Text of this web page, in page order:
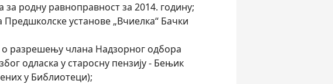
родну равноправност за 2014. годину;
установе „Вчиелка“ Бачки
разрешењу члана Надзорног одбора
одласка у старосну пензију - Бењик
у Библиотеци);